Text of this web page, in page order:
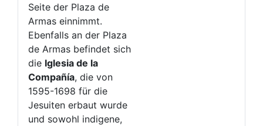
Seite der Plaza de
Armas einnimmt.
Ebenfalls an der Plaza
de Armas befindet sich
die Iglesia de la
Compañía, die von
1595-1698 für die
Jesuiten erbaut wurde
und sowohl indigene,